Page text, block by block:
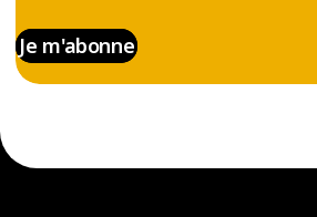
Je m'abonne